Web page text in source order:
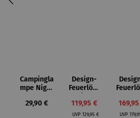
Campingla
mpe Night
Regulärer Preis:
29,90 €
Design-
Feuerlösc
Edition
Verkaufspreis:
119,95 €
UVP Regulärer Preis:
129,95 € UVP